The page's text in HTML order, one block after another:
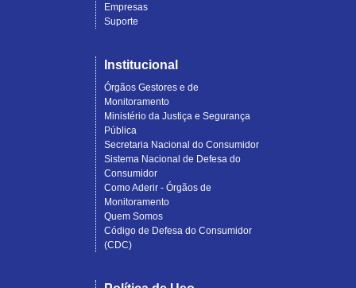
Empresas
Suporte
Institucional
Órgãos Gestores e de
Monitoramento
Ministério da Justiça e Segurança
Pública
Secretaria Nacional do Consumidor
Sistema Nacional de Defesa do
Consumidor
Como Aderir - Órgãos de
Monitoramento
Quem Somos
Código de Defesa do Consumidor
(CDC)